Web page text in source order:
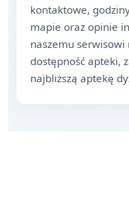
kontaktowe,
mapie oraz opinie
naszemu serwisowi
dostępność apteki,
najbliższą aptekę